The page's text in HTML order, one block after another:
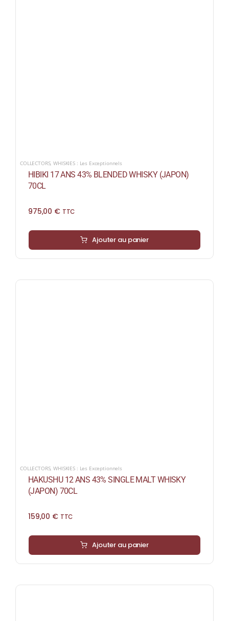
COLLECTORS,WHISKIES : Les Exceptionnels
HIBIKI 17 ANS 43% BLENDED WHISKY (JAPON)
70CL
975,00 € TTC
Ajouter au panier
COLLECTORS,WHISKIES : Les Exceptionnels
HAKUSHU 12 ANS 43% SINGLE MALT WHISKY
(JAPON) 70CL
159,00 € TTC
Ajouter au panier